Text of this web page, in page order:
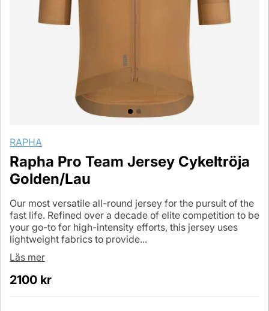
RAPHA
Rapha Pro Team Jersey Cykeltröja
Golden/Lau
Our most versatile all-round jersey for the pursuit of the
fast life. Refined over a decade of elite competition to be
your go-to for high-intensity efforts, this jersey uses
lightweight fabrics to provide...
Läs mer
2100 kr